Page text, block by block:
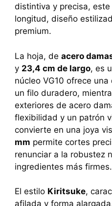
distintiva y precisa,
longitud, diseño
premium.
La hoja, de acero
y 23,4 cm de largo, es
núcleo VG10 ofrece
un filo duradero,
exteriores de acero
flexibilidad y un patrón
convierte en una joya
mm permite cortes
renunciar a la robustez
ingredientes más firmes.
El estilo Kiritsuke,
afilada y forma